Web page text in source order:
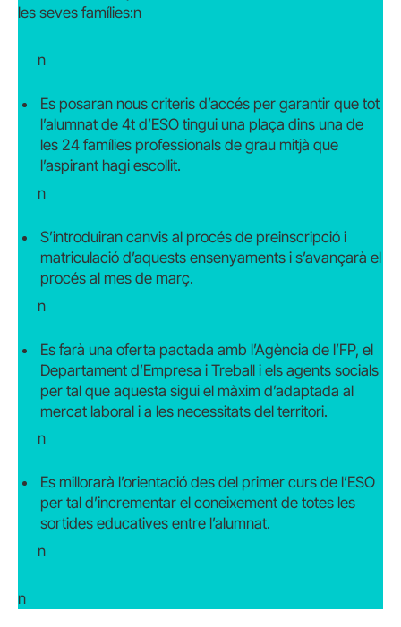
les seves famílies:n
n
Es posaran nous criteris d’accés per garantir que tot
l’alumnat de 4t d’ESO tingui una plaça dins una de
les 24 famílies professionals de grau mitjà que
l’aspirant hagi escollit.
n
S’introduiran canvis al procés de preinscripció i
matriculació d’aquests ensenyaments i s’avançarà el
procés al mes de març.
n
Es farà una oferta pactada amb l’Agència de l’FP, el
Departament d’Empresa i Treball i els agents socials
per tal que aquesta sigui el màxim d’adaptada al
mercat laboral i a les necessitats del territori.
n
Es millorarà l’orientació des del primer curs de l’ESO
per tal d’incrementar el coneixement de totes les
sortides educatives entre l’alumnat.
n
n